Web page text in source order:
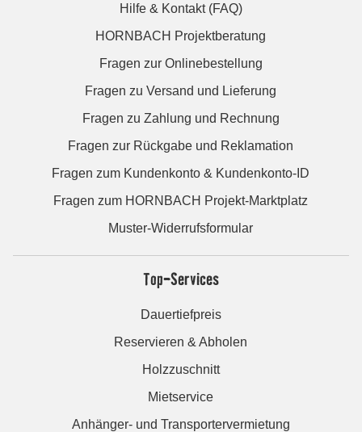
Hilfe & Kontakt (FAQ)
HORNBACH Projektberatung
Fragen zur Onlinebestellung
Fragen zu Versand und Lieferung
Fragen zu Zahlung und Rechnung
Fragen zur Rückgabe und Reklamation
Fragen zum Kundenkonto & Kundenkonto-ID
Fragen zum HORNBACH Projekt-Marktplatz
Muster-Widerrufsformular
Top-Services
Dauertiefpreis
Reservieren & Abholen
Holzzuschnitt
Mietservice
Anhänger- und Transportervermietung